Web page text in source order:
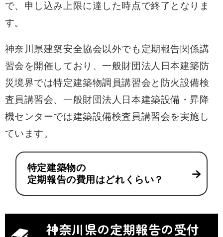
で、申し込み上限に達した時点で終了となりま
す。
神奈川県建築安全協会以外でも定期報告関係講
習会を開催しており、一般財団法人日本建築防
災境界では特定建築物調員講習会と防火設備検
査員講習会、一般財団法人日本建築設備・昇降
機センターでは建築設備検査員講習会を実施し
ています。
特定建築物の
定期報告の費用はどれくらい？
神奈川県の定期報告の受付